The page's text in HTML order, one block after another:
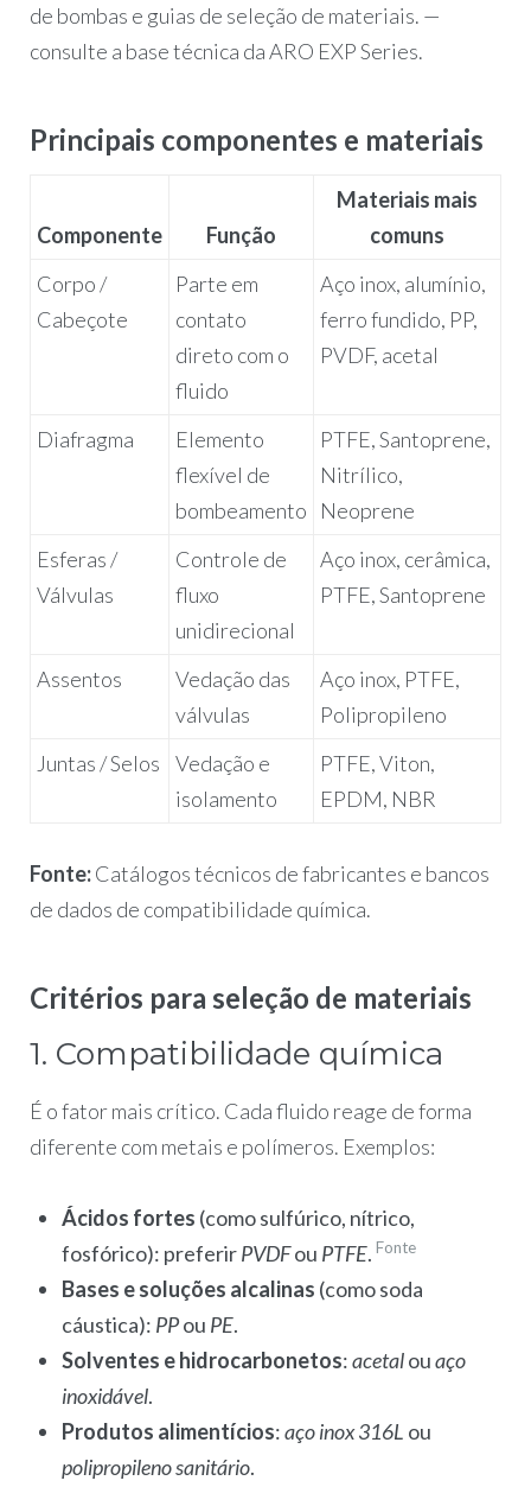
de bombas e guias de seleção de materiais. —
consulte a base técnica da ARO EXP Series.
Principais componentes e materiais
Componente Função
Materiais mais
comuns
Corpo /
Cabeçote
Parte em
contato
direto com o
fluido
Aço inox, alumínio,
ferro fundido, PP,
PVDF, acetal
Diafragma
Elemento
flexível de
bombeamento
PTFE, Santoprene,
Nitrílico,
Neoprene
Esferas /
Válvulas
Controle de
fluxo
unidirecional
Aço inox, cerâmica,
PTFE, Santoprene
Assentos
Vedação das
válvulas
Aço inox, PTFE,
Polipropileno
Juntas / Selos
Vedação e
isolamento
PTFE, Viton,
EPDM, NBR
Fonte:Catálogos técnicos de fabricantes e bancos
de dados de compatibilidade química.
Critérios para seleção de materiais
1. Compatibilidade química
É o fator mais crítico. Cada fluido reage de forma
diferente com metais e polímeros. Exemplos:
Ácidos fortes (como sulfúrico, nítrico,
fosfórico): preferirPVDFou PTFE. Fonte
Bases e soluções alcalinas (como soda
cáustica): PPou PE.
Solventes e hidrocarbonetos:acetalouaço
inoxidável.
Produtos alimentícios:aço inox 316L ou
polipropileno sanitário.